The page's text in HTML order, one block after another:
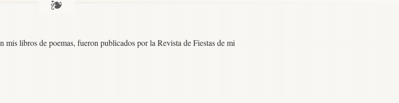
mis libros de poemas, fueron publicados por la Revista de Fiestas de mi